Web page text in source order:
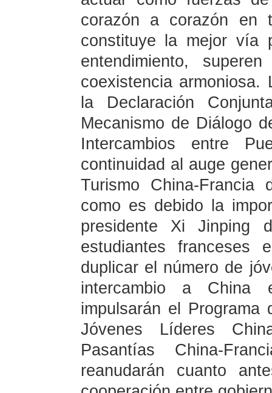
corazón a corazón en
constituye la mejor vía
entendimiento,
coexistencia
la Declaración
Mecanismo de Diálogo
Intercambios entre
continuidad al auge
Turismo China-Francia
como es debido la
presidente Xi Jinping
estudiantes
duplicar el número de
intercambio a China
impulsarán el Programa
Jóvenes Líderes
Pasantías China-
reanudarán cuanto